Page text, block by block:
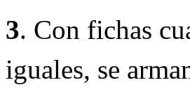
3. Con fichas
iguales, se